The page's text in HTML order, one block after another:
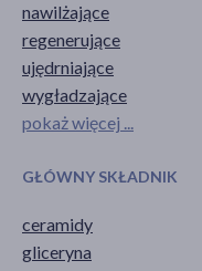
nawilżające
regenerujące
ujędrniające
wygładzające
pokaż więcej ...
GŁÓWNY SKŁADNIK
ceramidy
gliceryna